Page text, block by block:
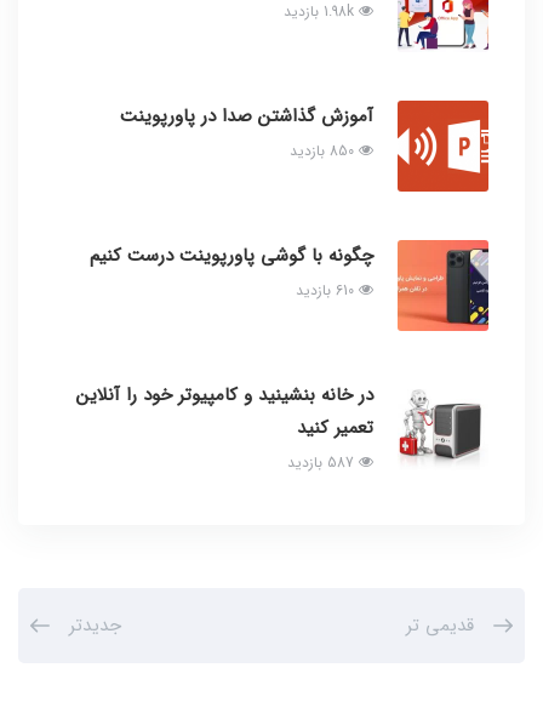
آموزش گذاشتن صدا در پاورپوینت
چگونه با گوشی پاورپوینت درست کنیم
در خانه بنشینید و کامپیوتر خود را آنلاین
تعمیر کنید
قدیمی تر جدیدتر